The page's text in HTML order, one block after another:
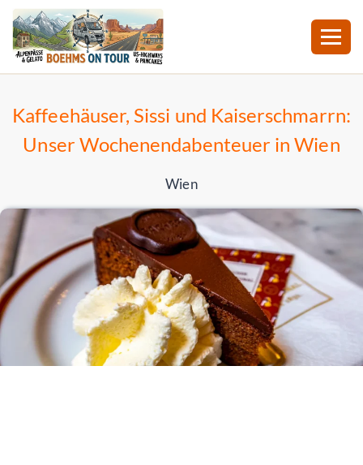
InhaltKaffeehäuser, Sissi und Kaiserschmarrn:
Unser Wochenendabenteuer in Wien
Wien